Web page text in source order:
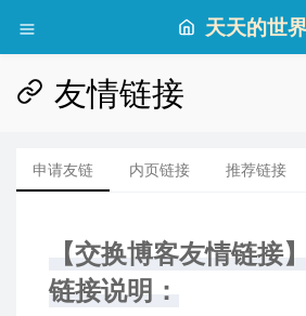
天天的世
友情链接
申请友链 内页链接 推荐链接
【交换博客友情链接
链接说明：